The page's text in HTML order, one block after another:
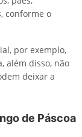
conforme o
por exemplo,
além disso, não
deixar a
de Páscoa